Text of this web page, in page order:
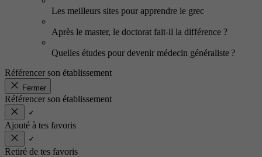
Les meilleurs sites pour apprendre le grec
Après le master, le doctorat fait-il la différence ?
Quelles études pour devenir médecin généraliste ?
Référencer son établissement
Fermer
Référencer son établissement
Ajouté à tes favoris
Retiré de tes favoris